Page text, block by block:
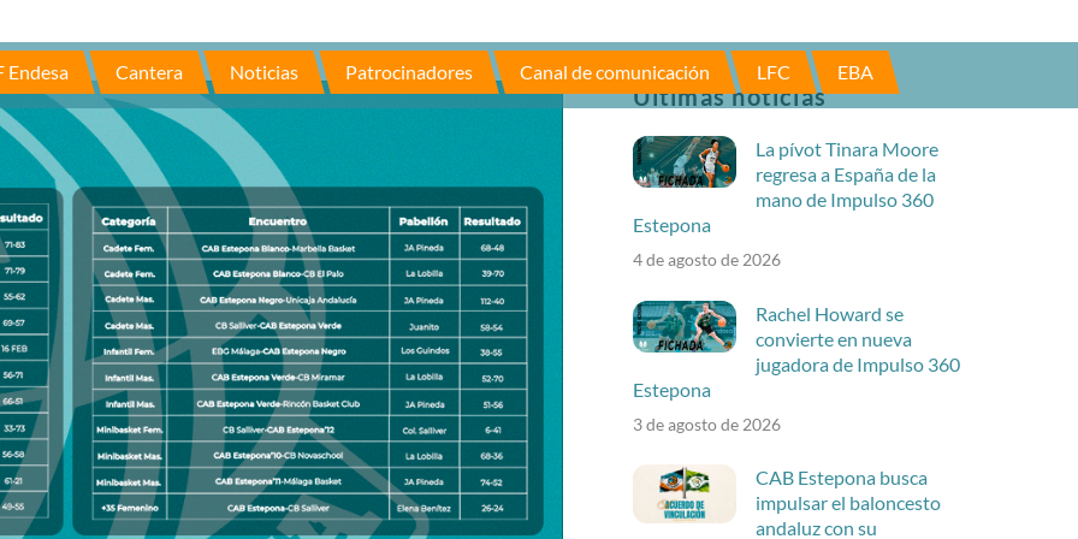
Endesa Cantera Noticias Patrocinadores Canal de comunicación LFC EBA
Últimas noticias
La pívot Tinara Moore
regresa a España de la
mano de Impulso 360
Estepona
4 de agosto de 2026
Rachel Howard se
convierte en nueva
jugadora de Impulso 360
Estepona
3 de agosto de 2026
CAB Estepona busca
impulsar el baloncesto
andaluz con su